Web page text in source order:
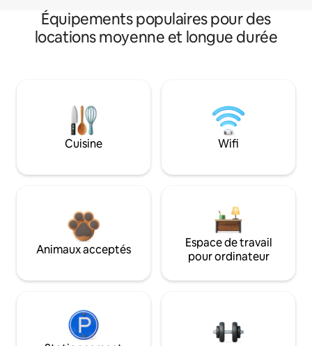
Équipements populaires pour des
locations moyenne et longue durée
Cuisine Wifi
Animaux acceptés
Espace de travail
pour ordinateur